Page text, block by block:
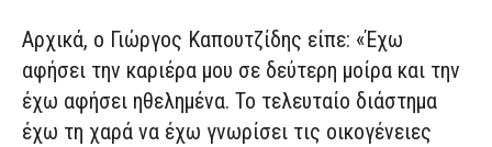
Αρχικά, ο Γιώργος Καπουτζίδης είπε: «Έχω
αφήσει την καριέρα μου σε δεύτερη μοίρα και την
έχω αφήσει ηθελημένα. Το τελευταίο διάστημα
έχω τη χαρά να έχω γνωρίσει τις οικογένειες